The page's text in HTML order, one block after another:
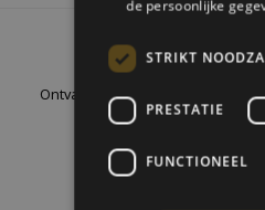
Ontvang de laatste updates,
de persoonlijke
STRIKT
PRESTATIE
FUNCTIONEEL